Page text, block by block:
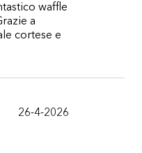
waffle
a
cortese e
26-4-2026